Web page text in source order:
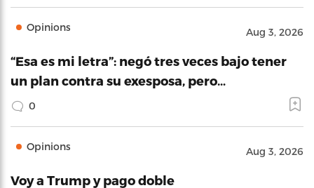
Opinions Aug 3, 2026
“Esa es mi letra”: negó tres veces bajo tener
un plan contra su exesposa, pero…
0
Opinions Aug 3, 2026
Voy a Trump y pago doble